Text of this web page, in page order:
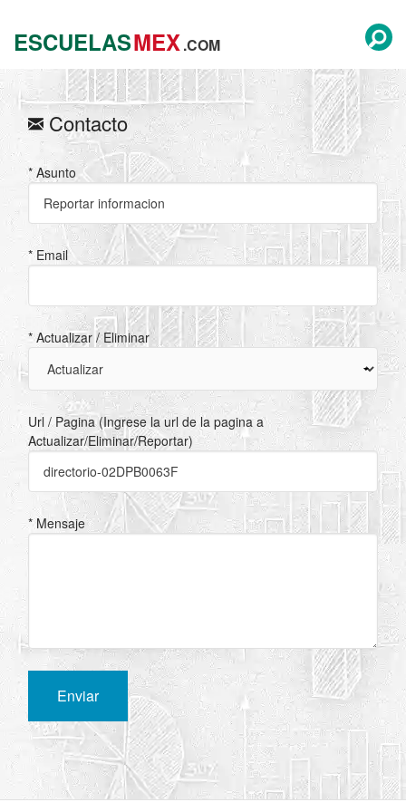
ESCUELASMEX.COM
Contacto
* Asunto
* Email
* Actualizar / Eliminar
Url / Pagina (Ingrese la url de la pagina a
Actualizar/Eliminar/Reportar)
* Mensaje
Enviar